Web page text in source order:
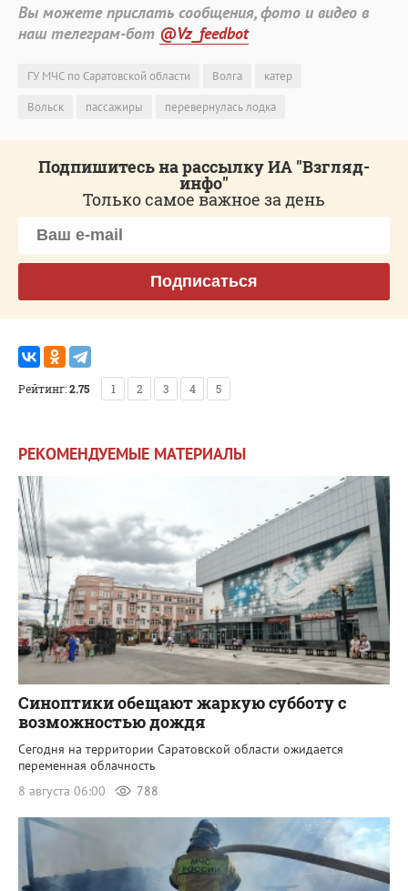
Вы можете прислать сообщения, фото и видео в
наш телеграм-бот @Vz_feedbot
ГУ МЧС по Саратовской области Волга
катер
Вольск
пассажиры перевернулась лодка
Подпишитесь на рассылку ИА "Взгляд-
инфо"
Только самое важное за день
Подписаться
Рейтинг:2.75 1 2 3 4 5
РЕКОМЕНДУЕМЫЕ МАТЕРИАЛЫ
Синоптики обещают жаркую субботу с
возможностью дождя
Сегодня на территории Саратовской области ожидается
переменная облачность
8 августа 06:00
788